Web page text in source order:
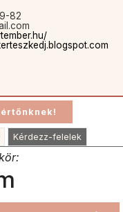
82
Kérdezz-felelek